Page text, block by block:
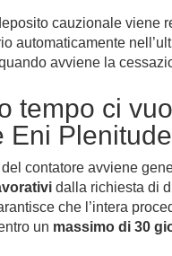
cauzionale viene
automaticamente
avviene la
tempo ci
Eni
del contatore avviene
dalla richiesta di
che l’intera
un massimo di 30